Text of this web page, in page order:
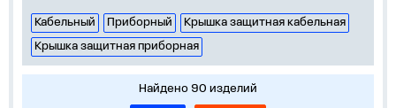
Кабельный Приборный
Крышка защитная кабельная
Крышка защитная приборная
Найдено 90 изделий